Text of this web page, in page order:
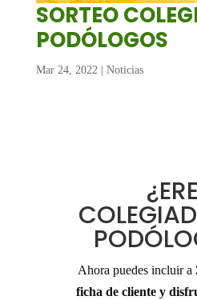
SORTEO
PODÓLOGOS
Mar 24, 2022| Noticias
Ahora puedes incluir a
ficha de cliente y